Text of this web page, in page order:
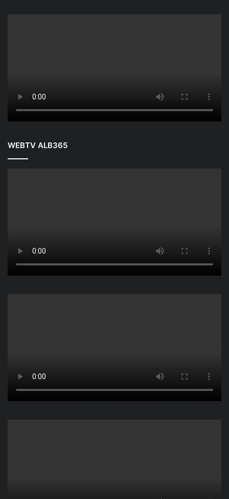
WEBTV ALB365